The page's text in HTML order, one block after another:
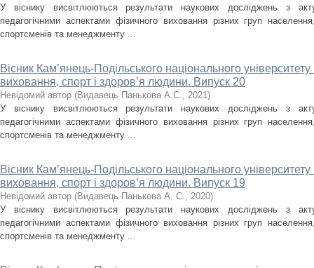
У віснику висвітлюються результати наукових досліджень з
педагогічними аспектами фізичного виховання різних груп населення,
спортсменів та менеджменту ...
Вісник Кам’янець-Подільського національного університету
виховання, спорт і здоров’я людини. Випуск 20
Невідомий автор (Видавець Панькова А.С., 2021)
У віснику висвітлюються результати наукових досліджень з
педагогічними аспектами фізичного виховання різних груп населення,
спортсменів та менеджменту ...
Вісник Кам’янець-Подільського національного університету
виховання, спорт і здоров’я людини. Випуск 19
Невідомий автор (Видавець Панькова А. С., 2020)
У віснику висвітлюються результати наукових досліджень з
педагогічними аспектами фізичного виховання різних груп населення,
спортсменів та менеджменту ...